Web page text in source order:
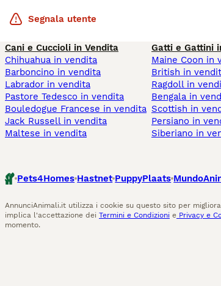
Segnala utente
Cani e Cuccioli in Vendita
Chihuahua in vendita
Barboncino in vendita
Labrador in vendita
Pastore Tedesco in vendita
Bouledogue Francese in vendita
Jack Russell in vendita
Maltese in vendita
Gatti e Gattini
Maine Coon in
British in
Ragdoll in
Bengala in
Scottish in
Persiano in
Siberiano in
Pets4Homes Hastnet PuppyPlaats
AnnunciAnimali.it utilizza i cookie su questo sito per
implica l'accettazione dei Termini e Condizioni e Privacy e
momento.